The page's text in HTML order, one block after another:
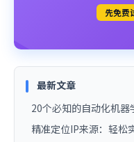
先免费
最新文章
20个必知的自动化机器
精准定位IP来源：轻松